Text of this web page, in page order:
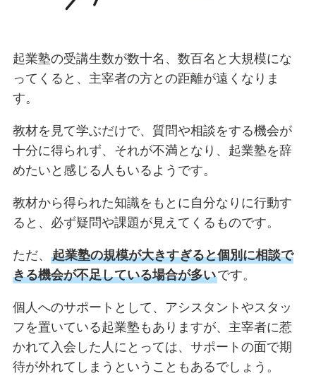
起業塾の受講生数が数十名、数百名と大規模にな
ってくると、主宰者の方との距離が遠くなりま
す。
教材を見て学ぶだけで、質問や相談をする機会が
十分に得られず、それが不満となり、起業塾を辞
めたいと感じる人もいるようです。
教材から得られた知識をもとに自分なりに行動す
ると、必ず疑問や課題が見えてくるものです。
ただ、 起業塾の規模が大きすぎると個別に相談で
きる機会が不足している場合が多いです。
個人へのサポートとして、アシスタントやスタッ
フを置いている起業塾もありますが、主宰者に惹
かれて入会した人にとっては、サポートの面で期
待が外れてしまうということもあるでしょう。